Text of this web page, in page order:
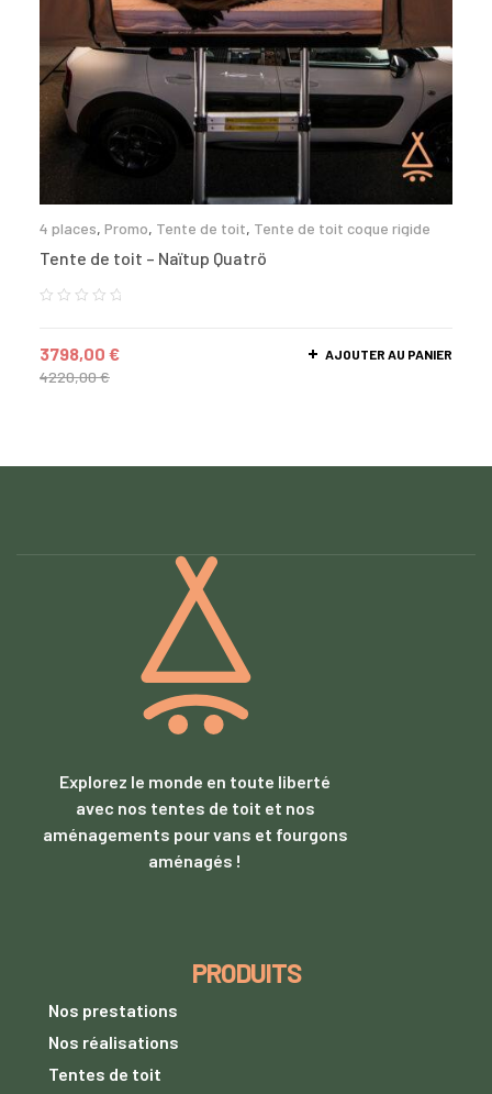
4 places, Promo, Tente de toit, Tente de toit coque rigide
Tente de toit – Naïtup Quatrö
4220,00€
3798,00 € AJOUTER AU PANIER
Explorez le monde en toute liberté
avec nos tentes de toit et nos
aménagements pour vans et fourgons
aménagés !
PRODUITS
Nos prestations
Nos réalisations
Tentes de toit